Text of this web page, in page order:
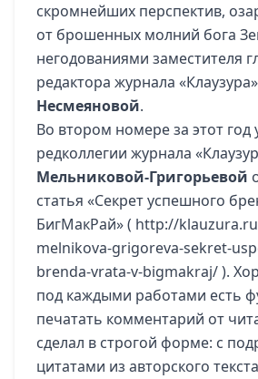
скромнейших перспектив,
от брошенных молний бога
негодованиями заместителя
редактора журнала «Клаузура»
Несмеяновой.
Во втором номере за этот год
редколлегии журнала
Мельниковой-Григорьевой
статья «Секрет успешного
БигМакРай»( http://
melnikova-grigoreva-sekret-
brenda-vrata-v-bigmakraj/).
под каждыми работами есть
печатать комментарий от
сделал в строгой форме: с
цитатами из авторского